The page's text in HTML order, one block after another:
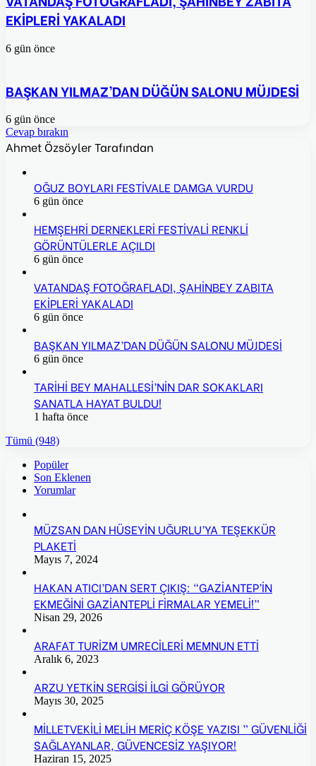
EKİPLERİ YAKALADI
6 gün önce
BAŞKAN YILMAZ’DAN DÜĞÜN SALONU MÜJDESİ
6 gün önce
Cevap bırakın
Ahmet Özsöyler Tarafından
OĞUZ BOYLARI FESTİVALE DAMGA VURDU
6 gün önce
HEMŞEHRİ DERNEKLERİ FESTİVALİ RENKLİ
GÖRÜNTÜLERLE AÇILDI
6 gün önce
VATANDAŞ FOTOĞRAFLADI, ŞAHİNBEY ZABITA
EKİPLERİ YAKALADI
6 gün önce
BAŞKAN YILMAZ’DAN DÜĞÜN SALONU MÜJDESİ
6 gün önce
TARİHİ BEY MAHALLESİ’NİN DAR SOKAKLARI
SANATLA HAYAT BULDU!
1 hafta önce
Tümü (948)
Popüler
Son Eklenen
Yorumlar
MÜZSAN DAN HÜSEYİN UĞURLU’YA TEŞEKKÜR
PLAKETİ
Mayıs 7, 2024
HAKAN ATICI’DAN SERT ÇIKIŞ: “GAZİANTEP’İN
EKMEĞİNİ GAZİANTEPLİ FİRMALAR YEMELİ!”
Nisan 29, 2026
ARAFAT TURİZM UMRECİLERİ MEMNUN ETTİ
Aralık 6, 2023
ARZU YETKİN SERGİSİ İLGİ GÖRÜYOR
Mayıs 30, 2025
MİLLETVEKİLİ MELİH MERİÇ KÖŞE YAZISI ” GÜVENLİĞİ
SAĞLAYANLAR, GÜVENCESİZ YAŞIYOR!
Haziran 15, 2025